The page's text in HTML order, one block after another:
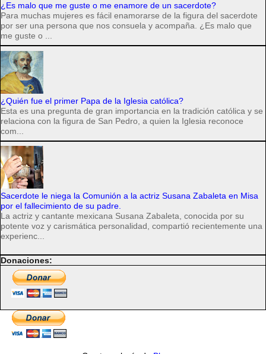
¿Es malo que me guste o me enamore de un sacerdote?
Para muchas mujeres es fácil enamorarse de la figura del sacerdote
por ser una persona que nos consuela y acompaña. ¿Es malo que
me guste o ...
¿Quién fue el primer Papa de la Iglesia católica?
Esta es una pregunta de gran importancia en la tradición católica y se
relaciona con la figura de San Pedro, a quien la Iglesia reconoce
com...
Sacerdote le niega la Comunión a la actriz Susana Zabaleta en Misa
por el fallecimiento de su padre.
La actriz y cantante mexicana Susana Zabaleta, conocida por su
potente voz y carismática personalidad, compartió recientemente una
experienc...
Donaciones: